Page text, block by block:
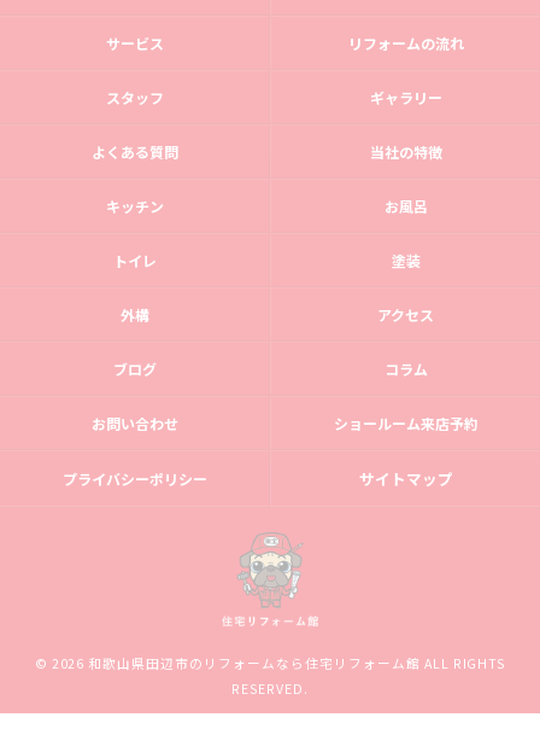
サービス リフォームの流れ
スタッフ ギャラリー
よくある質問 当社の特徴
キッチン お風呂
トイレ 塗装
外構 アクセス
ブログ コラム
お問い合わせ ショールーム来店予約
プライバシーポリシー サイトマップ
© 2026 和歌山県田辺市のリフォームなら住宅リフォーム館 ALL RIGHTS
RESERVED.